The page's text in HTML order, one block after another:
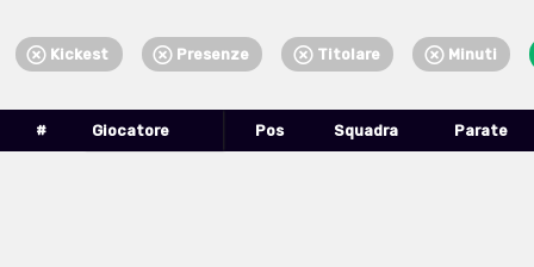
Kickest Presenze Titolare Minuti
# Giocatore Pos Squadra Parate